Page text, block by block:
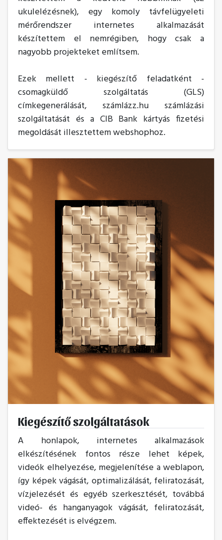
ukulelézésnek), egy komoly távfelügyeleti
mérőrendszer internetes alkalmazását
készítettem el nemrégiben, hogy csak a
nagyobb projekteket említsem.
Ezek mellett - kiegészítő feladatként -
csomagküldő szolgáltatás (GLS)
címkegenerálását, számlázz.hu számlázási
szolgáltatását és a CIB Bank kártyás fizetési
megoldását illesztettem webshophoz.
Kiegészítő szolgáltatások
A honlapok, internetes alkalmazások
elkészítésének fontos része lehet képek,
videók elhelyezése, megjelenítése a weblapon,
így képek vágását, optimalizálását, feliratozását,
vízjelezését és egyéb szerkesztését, továbbá
videó- és hanganyagok vágását, feliratozását,
effektezését is elvégzem.